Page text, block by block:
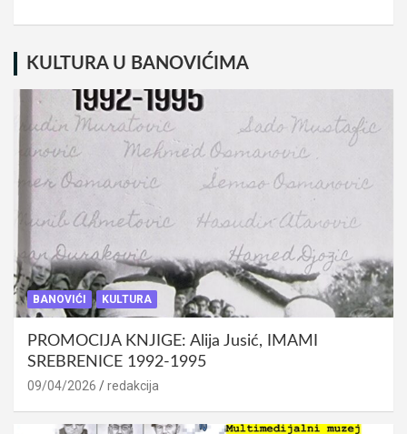
KULTURA U BANOVIĆIMA
BANOVIĆI KULTURA
PROMOCIJA KNJIGE: Alija Jusić, IMAMI
SREBRENICE 1992-1995
09/04/2026 redakcija